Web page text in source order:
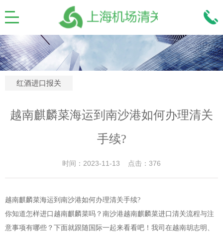
红酒进口报关
越南麒麟菜海运到南沙港如何办理清关
手续?
时间：2023-11-13 点击：376
越南麒麟菜海运到南沙港如何办理清关手续?
你知道怎样进口越南麒麟菜吗？南沙港越南麒麟菜进口清关流程与注
意事项有哪些？下面就跟随国际一起来看看吧！我司在越南胡志明、